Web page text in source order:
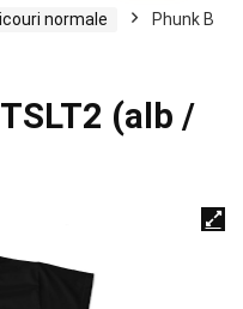
normale
Phunk B
(alb /